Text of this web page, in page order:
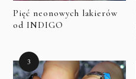
Pięć neonowych lakierów
od INDIGO